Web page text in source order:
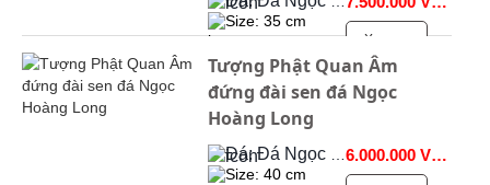
Size: 35 cm
Xem >>
Tượng Phật Quan Âm
đứng đài sen đá Ngọc
Hoàng Long
Đá: Đá Ngọc Onyx
Size: 40 cm
6.000.000 VNĐ